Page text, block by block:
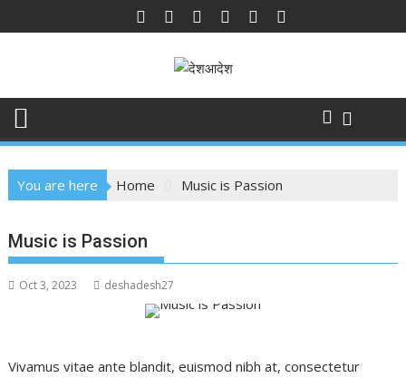
to
You are here Home Music is Passion
Music is Passion
Oct 3, 2023 deshadesh27
Vivamus vitae ante blandit, euismod nibh at, consectetur